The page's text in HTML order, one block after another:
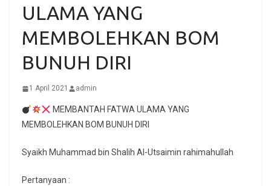
ULAMA YANG
MEMBOLEHKAN BOM
BUNUH DIRI
1 April 2021 admin
MEMBANTAH FATWA ULAMA YANG
MEMBOLEHKAN BOM BUNUH DIRI
Syaikh Muhammad bin Shalih Al-Utsaimin rahimahullah
Pertanyaan :